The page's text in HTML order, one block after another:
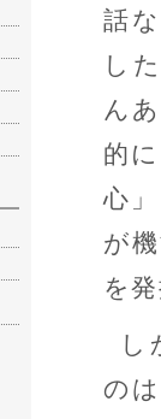
話
し
ん
的
心
が
を
し
の